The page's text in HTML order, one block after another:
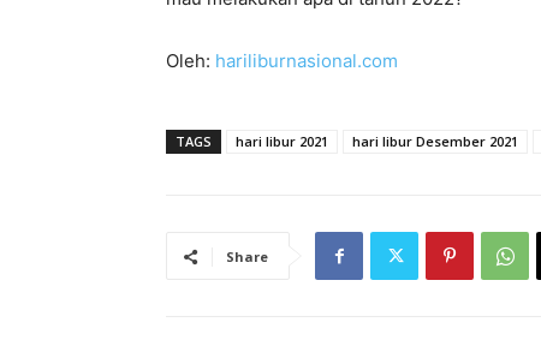
Oleh: hariliburnasional.com
TAGS hari libur 2021 hari libur Desember 2021
Share